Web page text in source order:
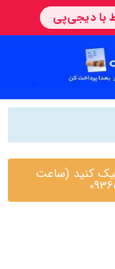
کنید (ساعت